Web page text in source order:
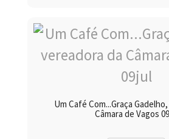
Um Café Com...Graça
Câmara de Vagos